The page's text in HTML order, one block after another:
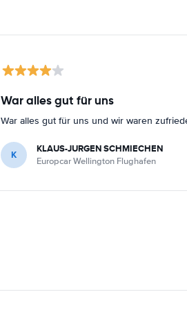
War alles gut für uns
War alles gut für uns und wir waren
K KLAUS-JURGEN SCHMIECHEN
Europcar Wellington Flughafen